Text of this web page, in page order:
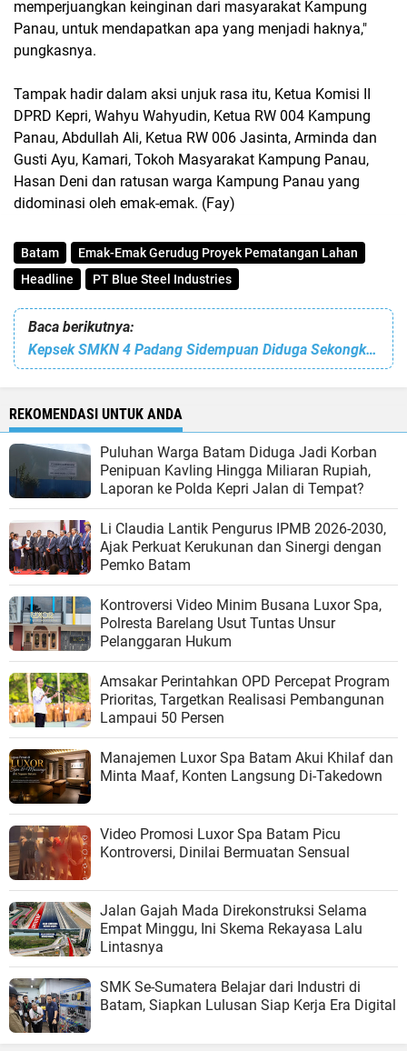
memperjuangkan keinginan dari masyarakat Kampung
Panau, untuk mendapatkan apa yang menjadi haknya,"
pungkasnya.
Tampak hadir dalam aksi unjuk rasa itu, Ketua Komisi II
DPRD Kepri, Wahyu Wahyudin, Ketua RW 004 Kampung
Panau, Abdullah Ali, Ketua RW 006 Jasinta, Arminda dan
Gusti Ayu, Kamari, Tokoh Masyarakat Kampung Panau,
Hasan Deni dan ratusan warga Kampung Panau yang
didominasi oleh emak-emak. (Fay)
Batam
Emak-Emak Gerudug Proyek Pematangan Lahan
Headline
PT Blue Steel Industries
Baca berikutnya:
Kepsek SMKN 4 Padang Sidempuan Diduga Sekongkol Dengan Inspektorat Lakukan Korupsi?
REKOMENDASI UNTUK ANDA
Puluhan Warga Batam Diduga Jadi Korban
Penipuan Kavling Hingga Miliaran Rupiah,
Laporan ke Polda Kepri Jalan di Tempat?
Li Claudia Lantik Pengurus IPMB 2026-2030,
Ajak Perkuat Kerukunan dan Sinergi dengan
Pemko Batam
Kontroversi Video Minim Busana Luxor Spa,
Polresta Barelang Usut Tuntas Unsur
Pelanggaran Hukum
Amsakar Perintahkan OPD Percepat Program
Prioritas, Targetkan Realisasi Pembangunan
Lampaui 50 Persen
Manajemen Luxor Spa Batam Akui Khilaf dan
Minta Maaf, Konten Langsung Di-Takedown
Video Promosi Luxor Spa Batam Picu
Kontroversi, Dinilai Bermuatan Sensual
Jalan Gajah Mada Direkonstruksi Selama
Empat Minggu, Ini Skema Rekayasa Lalu
Lintasnya
SMK Se-Sumatera Belajar dari Industri di
Batam, Siapkan Lulusan Siap Kerja Era Digital